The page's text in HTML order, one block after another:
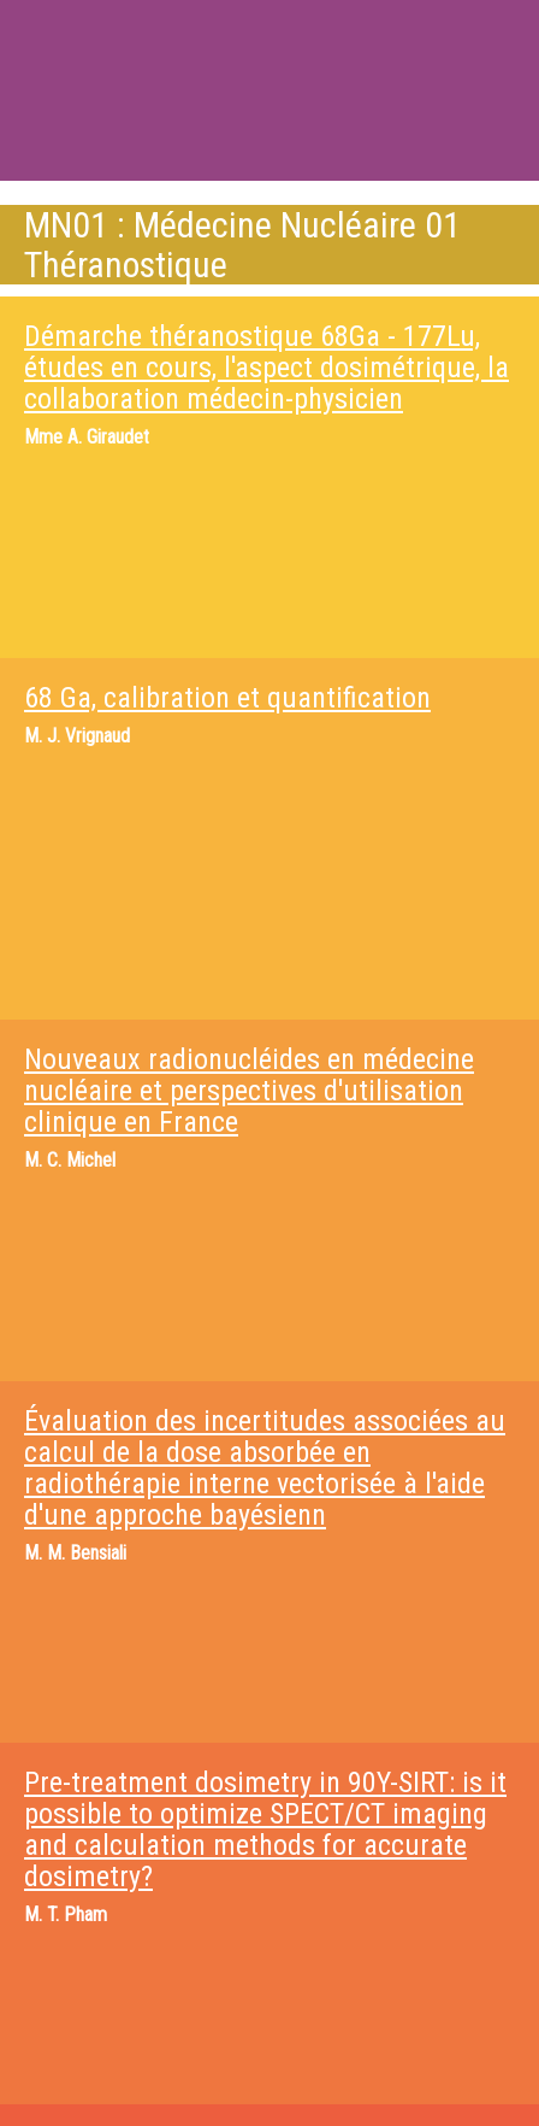
MN01 : Médecine Nucléaire 01
Théranostique
Démarche théranostique 68Ga - 177Lu,
études en cours, l'aspect dosimétrique, la
collaboration médecin-physicien
Mme A. Giraudet
68 Ga, calibration et quantification
M. J. Vrignaud
Nouveaux radionucléides en médecine
nucléaire et perspectives d'utilisation
clinique en France
M. C. Michel
Évaluation des incertitudes associées au
calcul de la dose absorbée en
radiothérapie interne vectorisée à l'aide
d'une approche bayésienn
M. M. Bensiali
Pre-treatment dosimetry in 90Y-SIRT: is it
possible to optimize SPECT/CT imaging
and calculation methods for accurate
dosimetry?
M. T. Pham